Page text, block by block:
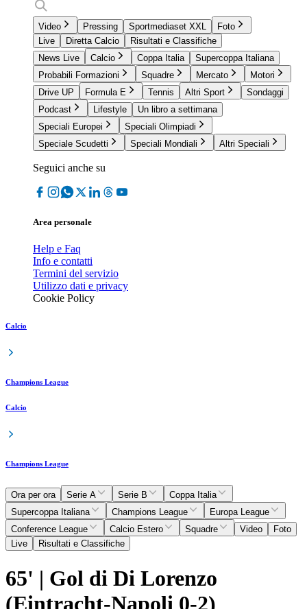
Video Pressing Sportmediaset XXL
Foto
Live
Diretta Calcio
Risultati e Classifiche
News Live
Calcio Coppa Italia
Supercoppa Italiana
Probabili Formazioni
Squadre Mercato
Motori
Drive UP
Formula E Tennis Altri Sport
Sondaggi
Podcast
Lifestyle
Un libro a settimana
Speciali Europei
Speciali Olimpiadi
Speciale Scudetti
Speciali Mondiali Altri Speciali
Seguici anche su
Area personale
Help e Faq
Info e contatti
Termini del servizio
Utilizzo dati e privacy
Cookie Policy
Calcio
Champions League
Calcio
Champions League
Ora per ora Serie A Serie B
Coppa Italia
Supercoppa Italiana
Champions League
Europa League
Conference League
Calcio Estero Squadre Video
Foto
Live
Risultati e Classifiche
65' | Gol di Di Lorenzo
(Eintracht-Napoli 0-2)